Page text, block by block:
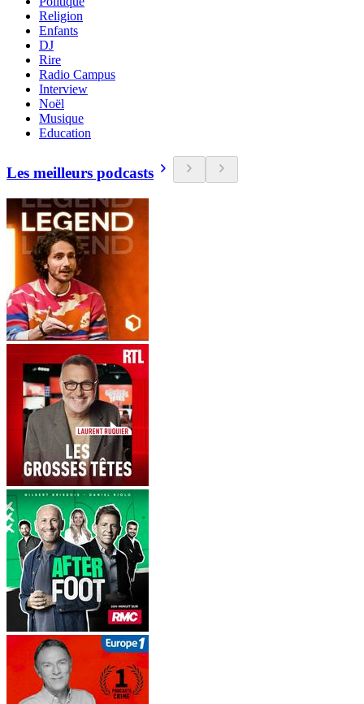
Religion
Enfants
DJ
Rire
Radio Campus
Interview
Noël
Musique
Education
Les meilleurs podcasts